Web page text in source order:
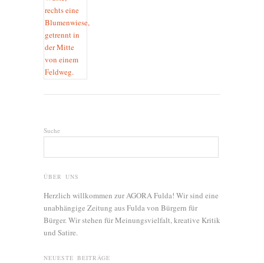
Suche
ÜBER UNS
Herzlich willkommen zur AGORA Fulda! Wir sind eine
unabhängige Zeitung aus Fulda von Bürgern für
Bürger. Wir stehen für Meinungsvielfalt, kreative Kritik
und Satire.
NEUESTE BEITRÄGE